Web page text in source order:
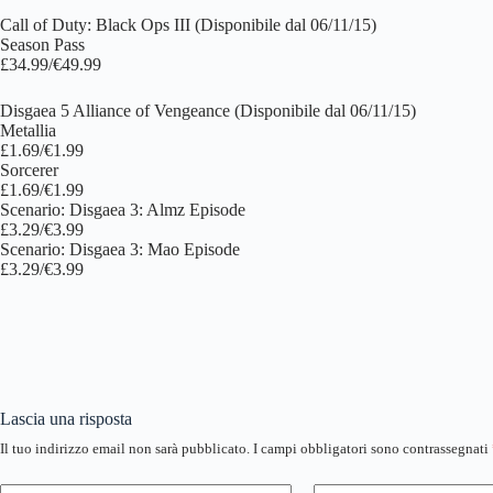
Call of Duty: Black Ops III (Disponibile dal 06/11/15)
Season Pass
£34.99/€49.99
Disgaea 5 Alliance of Vengeance (Disponibile dal 06/11/15)
Metallia
£1.69/€1.99
Sorcerer
£1.69/€1.99
Scenario: Disgaea 3: Almz Episode
£3.29/€3.99
Scenario: Disgaea 3: Mao Episode
£3.29/€3.99
Lascia una risposta
Il tuo indirizzo email non sarà pubblicato. I campi obbligatori sono contrassegnati